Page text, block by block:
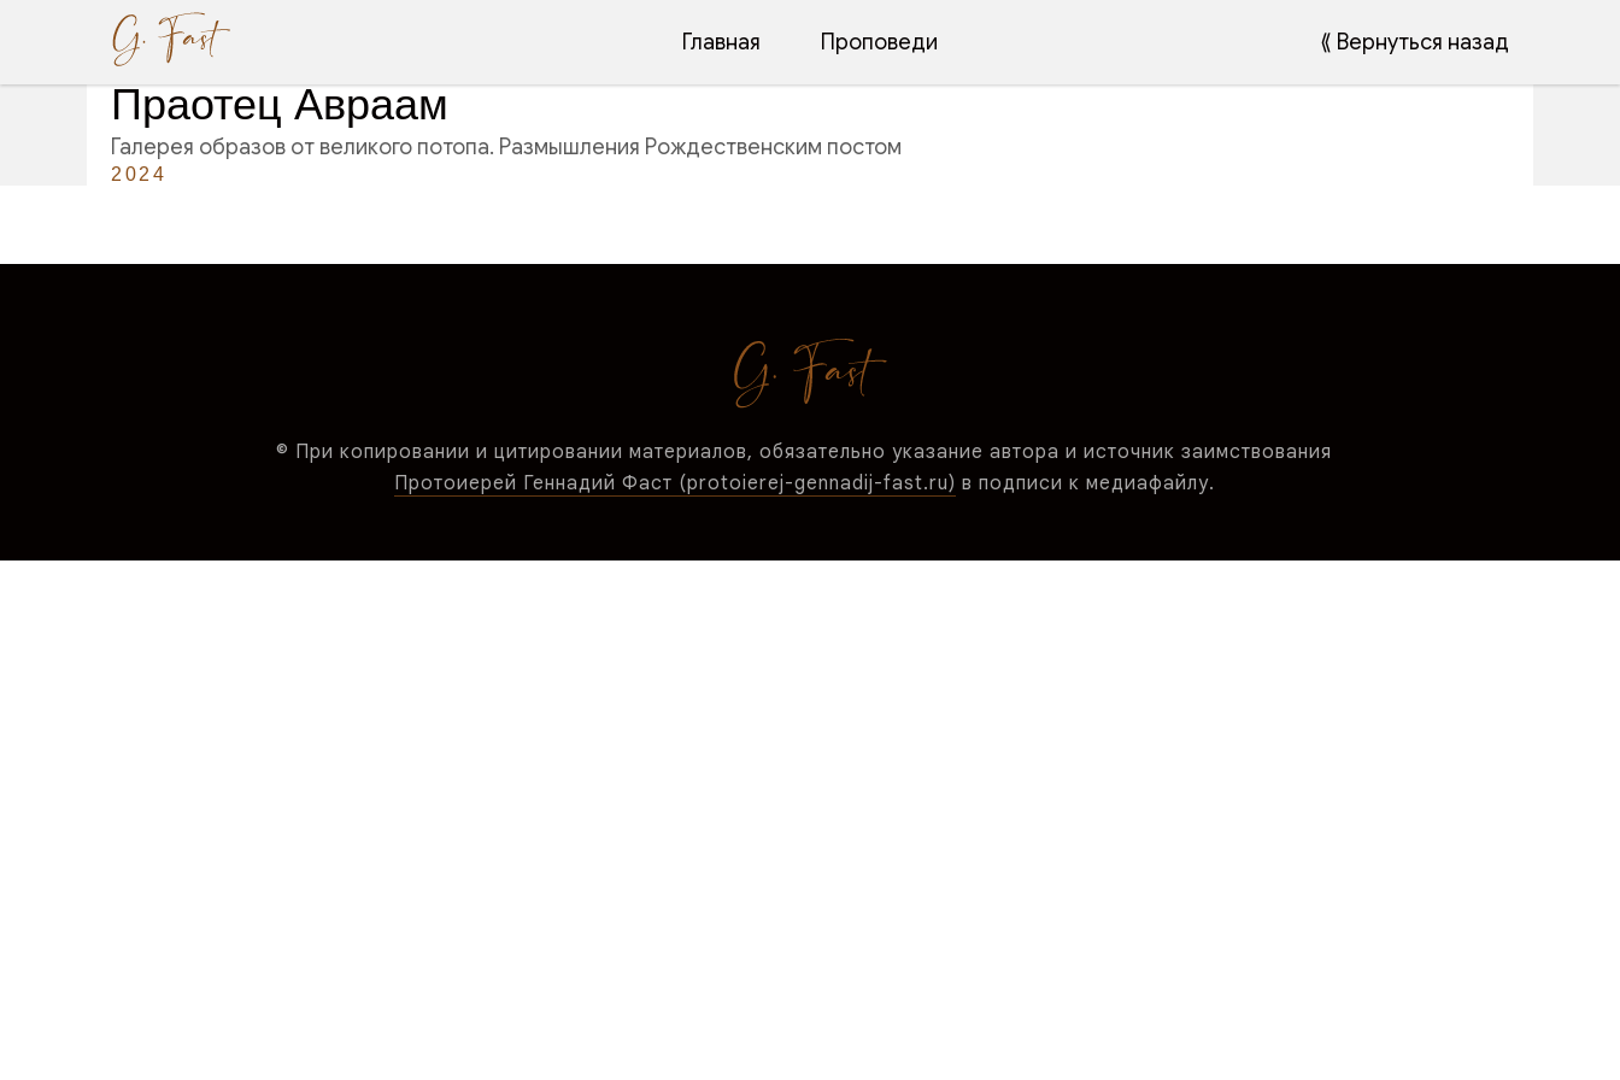
Главная Проповеди ⟪ Вернуться назад
Праотец Авраам
Галерея образов от великого потопа. Размышления Рождественским постом
2024
© При копировании и цитировании материалов, обязательно указание автора и источник заимствования
Протоиерей Геннадий Фаст (protoierej-gennadij-fast.ru) в подписи к медиафайлу.